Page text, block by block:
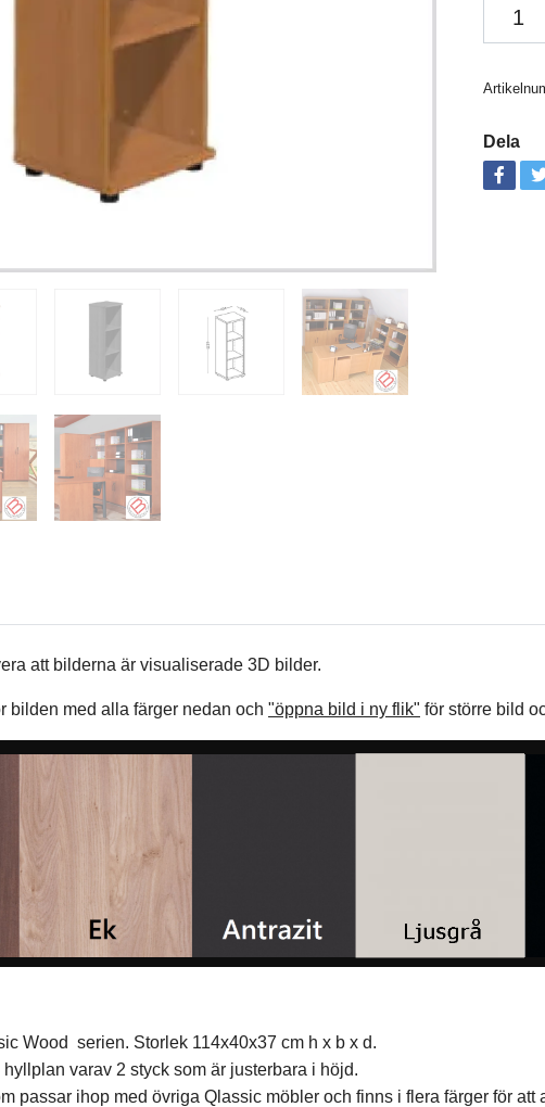
Dela
att bilderna är visualiserade 3D bilder.
bilden med alla färger nedan och "öppna bild i ny flik" för större bild
Wood serien. Storlek 114x40x37 cm h x b x d.
hyllplan varav 2 styck som är justerbara i höjd.
passar ihop med övriga Qlassic möbler och finns i flera färger för att